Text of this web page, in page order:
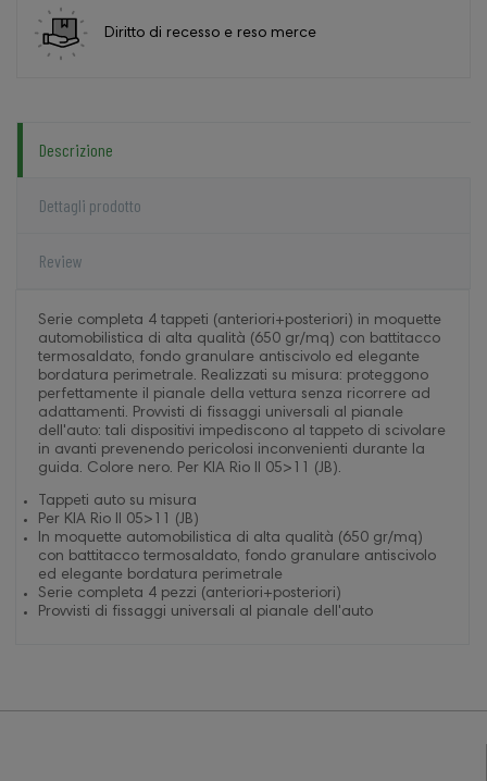
Diritto di recesso e reso merce
Descrizione
Dettagli prodotto
Review
Serie completa 4 tappeti (anteriori+posteriori) in moquette
automobilistica di alta qualità (650 gr/mq) con battitacco
termosaldato, fondo granulare antiscivolo ed elegante
bordatura perimetrale. Realizzati su misura: proteggono
perfettamente il pianale della vettura senza ricorrere ad
adattamenti. Provvisti di fissaggi universali al pianale
dell'auto: tali dispositivi impediscono al tappeto di scivolare
in avanti prevenendo pericolosi inconvenienti durante la
guida. Colore nero. Per KIA Rio II 05>11 (JB).
Tappeti auto su misura
Per KIA Rio II 05>11 (JB)
In moquette automobilistica di alta qualità (650 gr/mq)
con battitacco termosaldato, fondo granulare antiscivolo
ed elegante bordatura perimetrale
Serie completa 4 pezzi (anteriori+posteriori)
Provvisti di fissaggi universali al pianale dell'auto